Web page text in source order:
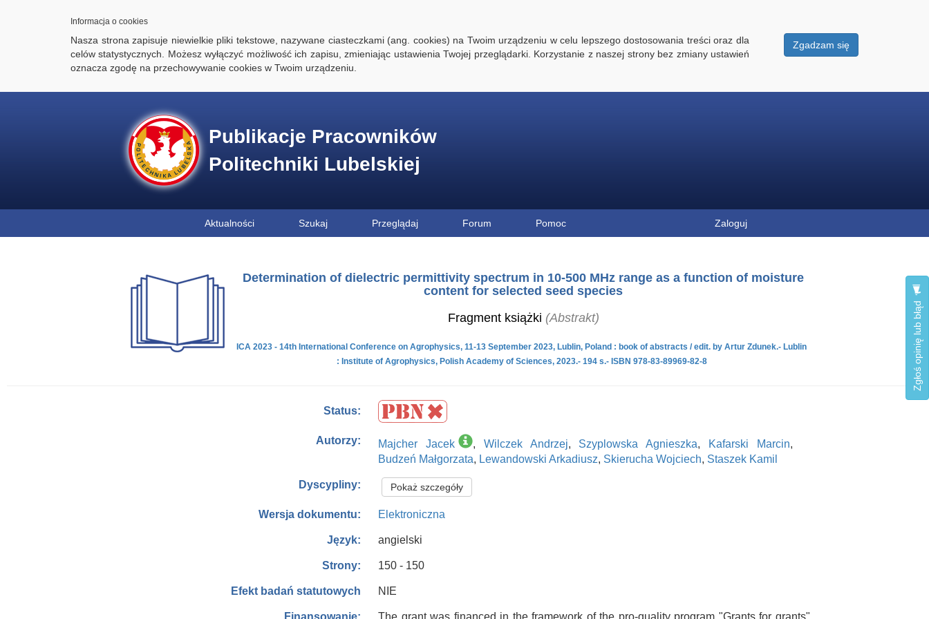
Informacja o cookies
Zgadzam się
Nasza strona zapisuje niewielkie pliki tekstowe, nazywane ciasteczkami (ang. cookies) na Twoim urządzeniu w celu lepszego dostosowania treści oraz dla
celów statystycznych. Możesz wyłączyć możliwość ich zapisu, zmieniając ustawienia Twojej przeglądarki. Korzystanie z naszej strony bez zmiany ustawień
oznacza zgodę na przechowywanie cookies w Twoim urządzeniu.
Publikacje Pracowników
Politechniki Lubelskiej
Aktualności Szukaj Przeglądaj Forum Pomoc Zaloguj
Zgłoś opinię lub błąd
Determination of dielectric permittivity spectrum in 10-500 MHz range as a function of moisture
content for selected seed species
Fragment książki (Abstrakt)
ICA 2023 - 14th International Conference on Agrophysics, 11-13 September 2023, Lublin, Poland : book of abstracts / edit. by Artur Zdunek.- Lublin
: Institute of Agrophysics, Polish Academy of Sciences, 2023.- 194 s.- ISBN 978-83-89969-82-8
Status:
Autorzy: Majcher Jacek , Wilczek Andrzej, Szyplowska Agnieszka, Kafarski Marcin,
Budzeń Małgorzata, Lewandowski Arkadiusz, Skierucha Wojciech, Staszek Kamil
Dyscypliny: Pokaż szczegóły
Wersja dokumentu: Elektroniczna
Język: angielski
Strony: 150 - 150
Efekt badań statutowych NIE
The grant was financed in the framework of the pro-quality program "Grants for grants"